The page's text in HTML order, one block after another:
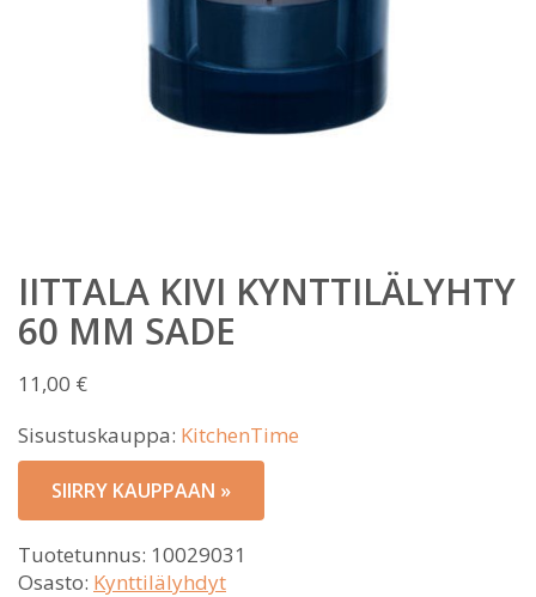
IITTALA KIVI KYNTTILÄLYHTY
60 MM SADE
11,00 €
Sisustuskauppa: KitchenTime
SIIRRY KAUPPAAN »
Tuotetunnus: 10029031
Osasto: Kynttilälyhdyt